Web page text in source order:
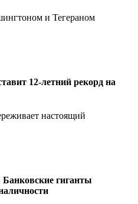
и Тегераном
12-летний рекорд на
настоящий
гиганты